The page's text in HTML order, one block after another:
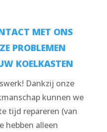
MET ONS
PROBLEMEN
KOELKASTEN
Dankzij onze
kunnen we
tijd repareren (van
hebben alleen